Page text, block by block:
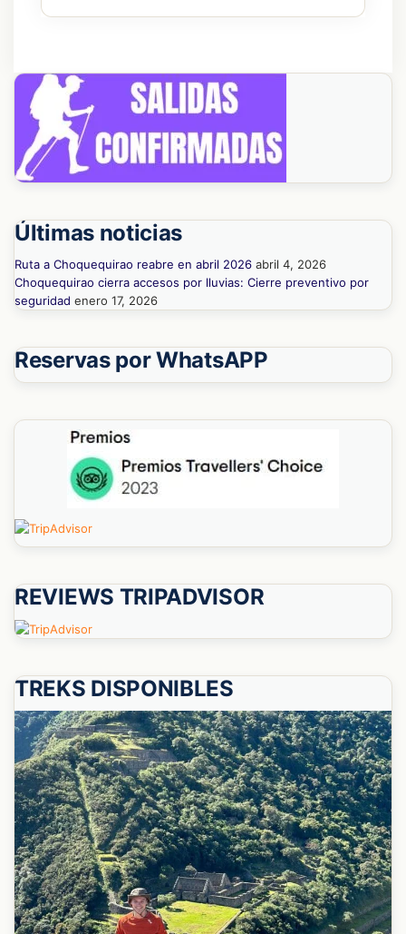
Últimas noticias
Ruta a Choquequirao reabre en abril 2026 abril 4, 2026
Choquequirao cierra accesos por lluvias: Cierre preventivo por
seguridad enero 17, 2026
Reservas por WhatsAPP
REVIEWS TRIPADVISOR
TREKS DISPONIBLES